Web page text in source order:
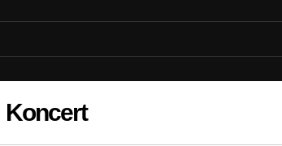
Koncert